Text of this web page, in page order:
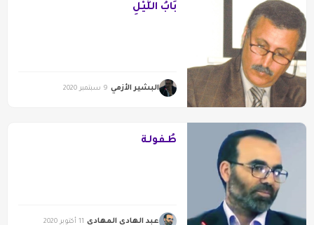
بَابُ اللَّيْلِ
البشير الأزمي 9 سبتمبر 2020
طُـفولـة
عبد الهادي المهادي 11 أكتوبر 2020